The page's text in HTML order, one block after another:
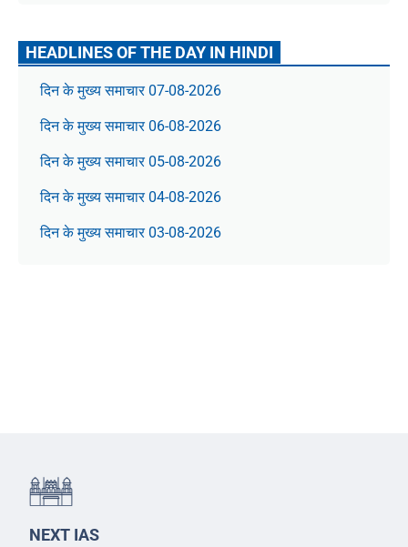
HEADLINES OF THE DAY IN HINDI
दिन के मुख्य समाचार 07-08-2026
दिन के मुख्य समाचार 06-08-2026
दिन के मुख्य समाचार 05-08-2026
दिन के मुख्य समाचार 04-08-2026
दिन के मुख्य समाचार 03-08-2026
NEXT IAS